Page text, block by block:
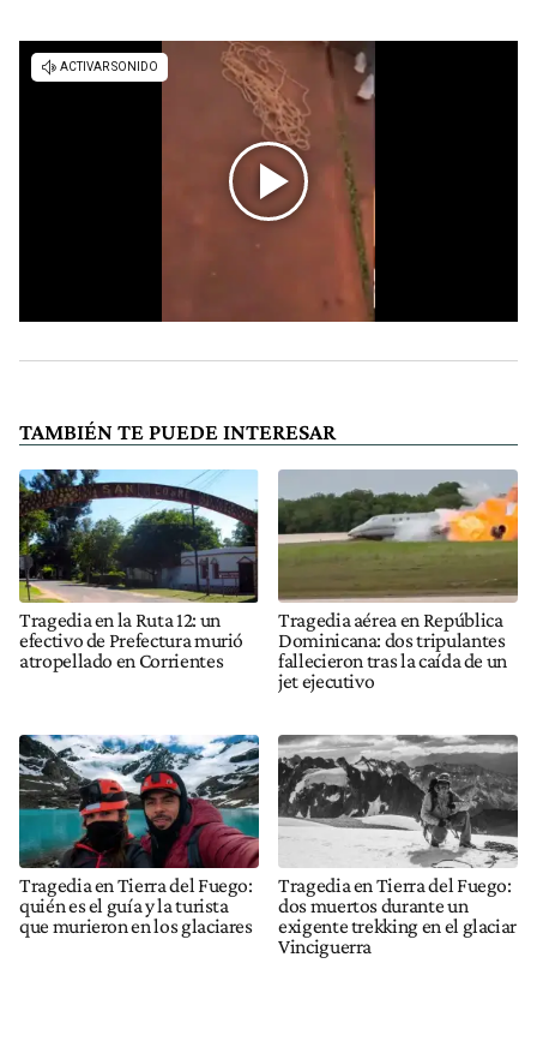
TAMBIÉN TE PUEDE INTERESAR
Tragedia en la Ruta 12: un
efectivo de Prefectura murió
atropellado en Corrientes
Tragedia aérea en República
Dominicana: dos tripulantes
fallecieron tras la caída de un
jet ejecutivo
Tragedia en Tierra del Fuego:
quién es el guía y la turista
que murieron en los glaciares
Tragedia en Tierra del Fuego:
dos muertos durante un
exigente trekking en el glaciar
Vinciguerra